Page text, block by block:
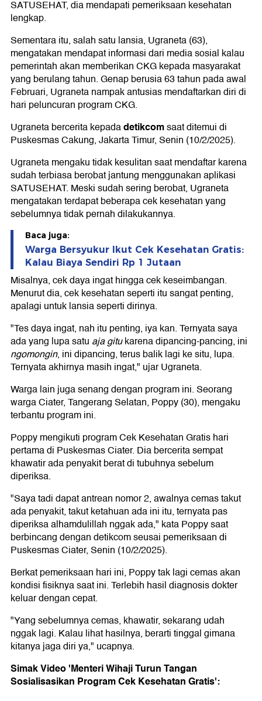
SATUSEHAT, dia mendapati pemeriksaan kesehatan
lengkap.
Sementara itu, salah satu lansia, Ugraneta (63),
mengatakan mendapat informasi dari media sosial kalau
pemerintah akan memberikan CKG kepada masyarakat
yang berulang tahun. Genap berusia 63 tahun pada awal
Februari, Ugraneta nampak antusias mendaftarkan diri di
hari peluncuran program CKG.
Ugraneta bercerita kepadadetikcomsaat ditemui di
Puskesmas Cakung, Jakarta Timur, Senin (10/2/2025).
Ugraneta mengaku tidak kesulitan saat mendaftar karena
sudah terbiasa berobat jantung menggunakan aplikasi
SATUSEHAT. Meski sudah sering berobat, Ugraneta
mengatakan terdapat beberapa cek kesehatan yang
sebelumnya tidak pernah dilakukannya.
Baca juga:
Warga Bersyukur Ikut Cek Kesehatan Gratis:
Kalau Biaya Sendiri Rp 1 Jutaan
Misalnya, cek daya ingat hingga cek keseimbangan.
Menurut dia, cek kesehatan seperti itu sangat penting,
apalagi untuk lansia seperti dirinya.
"Tes daya ingat, nah itu penting, iya kan. Ternyata saya
ada yang lupa satu aja gitukarena dipancing-pancing, ini
ngomongin, ini dipancing, terus balik lagi ke situ, lupa.
Ternyata akhirnya masih ingat," ujar Ugraneta.
Warga lain juga senang dengan program ini. Seorang
warga Ciater, Tangerang Selatan, Poppy (30), mengaku
terbantu program ini.
Poppy mengikuti program Cek Kesehatan Gratis hari
pertama di Puskesmas Ciater. Dia bercerita sempat
khawatir ada penyakit berat di tubuhnya sebelum
diperiksa.
"Saya tadi dapat antrean nomor 2, awalnya cemas takut
ada penyakit, takut ketahuan ada ini itu, ternyata pas
diperiksa alhamdulillah nggak ada," kata Poppy saat
berbincang dengan detikcom seusai pemeriksaan di
Puskesmas Ciater, Senin (10/2/2025).
Berkat pemeriksaan hari ini, Poppy tak lagi cemas akan
kondisi fisiknya saat ini. Terlebih hasil diagnosis dokter
keluar dengan cepat.
"Yang sebelumnya cemas, khawatir, sekarang udah
nggak lagi. Kalau lihat hasilnya, berarti tinggal gimana
kitanya jaga diri ya," ucapnya.
Simak Video 'Menteri Wihaji Turun Tangan
Sosialisasikan Program Cek Kesehatan Gratis':